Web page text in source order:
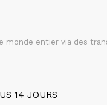
monde entier via des
14 JOURS